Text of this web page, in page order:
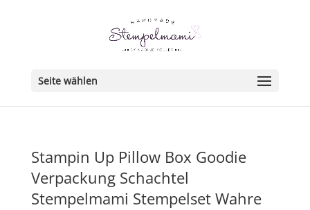
Seite wählen
Stampin Up Pillow Box Goodie
Verpackung Schachtel
Stempelmami Stempelset Wahre